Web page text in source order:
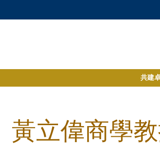
共建
黃立偉商學